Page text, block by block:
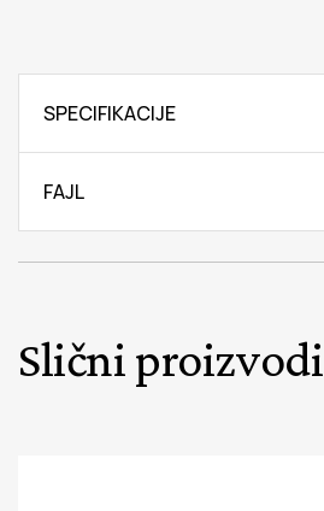
SPECIFIKACIJE
FAJL
Slični proizvodi